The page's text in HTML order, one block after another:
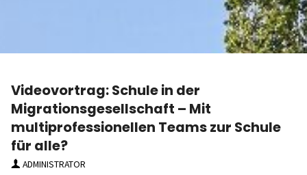
Videovortrag: Schule in der
Migrationsgesellschaft – Mit
multiprofessionellen Teams zur Schule
für alle?
ADMINISTRATOR